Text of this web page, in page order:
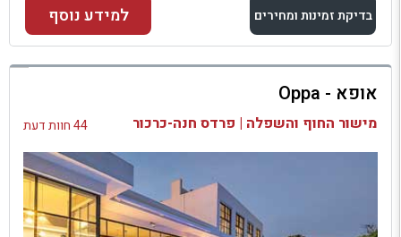
בדיקת זמינות ומחירים
למתחם זה
בדיקת זמינות ומחירים
למידע נוסף
אופא - Oppa
מישור החוף והשפלה | פרדס חנה-כרכור 44 חוות דעת